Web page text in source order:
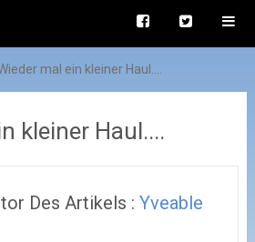
mal ein kleiner Haul....
kleiner Haul....
Des Artikels :Yveable